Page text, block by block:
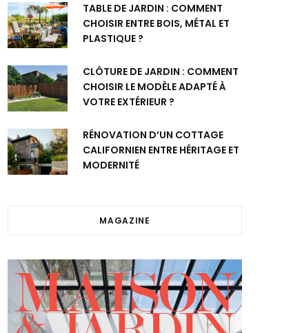
TABLE DE JARDIN : COMMENT
CHOISIR ENTRE BOIS, MÉTAL ET
PLASTIQUE ?
CLÔTURE DE JARDIN : COMMENT
CHOISIR LE MODÈLE ADAPTÉ À
VOTRE EXTÉRIEUR ?
RÉNOVATION D’UN COTTAGE
CALIFORNIEN ENTRE HÉRITAGE ET
MODERNITÉ
MAGAZINE